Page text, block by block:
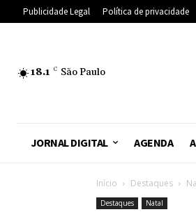
Publicidade Legal Política de privacidade
18.1 C São Paulo
JORNAL DIGITAL AGENDA
Início Destaques
Destaques Natal